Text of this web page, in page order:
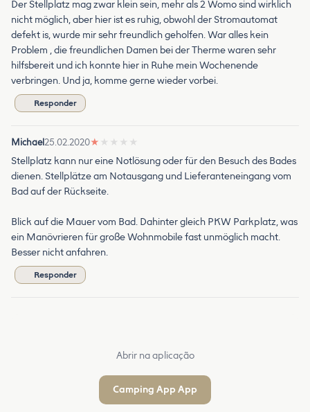
Der Stellplatz mag zwar klein sein, mehr als 2 Womo sind wirklich
nicht möglich, aber hier ist es ruhig, obwohl der Stromautomat
defekt is, wurde mir sehr freundlich geholfen. War alles kein
Problem , die freundlichen Damen bei der Therme waren sehr
hilfsbereit und ich konnte hier in Ruhe mein Wochenende
verbringen. Und ja, komme gerne wieder vorbei.
Responder
Michael25.02.2020★ ★ ★ ★ ★
Stellplatz kann nur eine Notlösung oder für den Besuch des Bades
dienen. Stellplätze am Notausgang und Lieferanteneingang vom
Bad auf der Rückseite.
Blick auf die Mauer vom Bad. Dahinter gleich PKW Parkplatz, was
ein Manövrieren für große Wohnmobile fast unmöglich macht.
Besser nicht anfahren.
Responder
Abrir na aplicação
Camping App App